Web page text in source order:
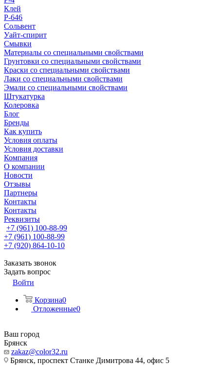
Клей
Р-646
Сольвент
Уайт-спирит
Смывки
Материалы со специальными свойствами
Грунтовки со специальными свойствами
Краски со специальными свойствами
Лаки со специальными свойствами
Эмали со специальными свойствами
Штукатурка
Колеровка
Блог
Бренды
Как купить
Условия оплаты
Условия доставки
Компания
О компании
Новости
Отзывы
Партнеры
Контакты
Контакты
Реквизиты
+7 (961) 100-88-99
+7 (961) 100-88-99
+7 (920) 864-10-10
Заказать звонок
Задать вопрос
Войти
Корзина0
Отложенные0
Ваш город
Брянск
zakaz@color32.ru
Брянск, проспект Станке Димитрова 44, офис 5